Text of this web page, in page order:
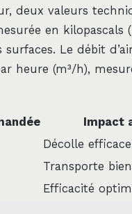
deux valeurs
en kilopascals
Le débit
heure (m³/h),
Impact
Décolle
Transporte
Efficacité